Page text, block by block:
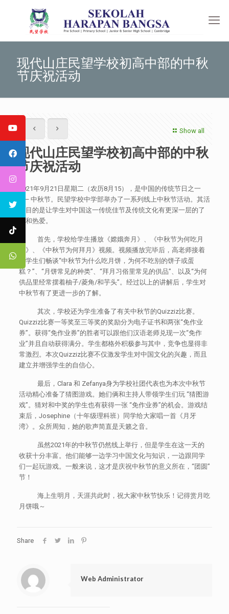
现代山庄民望学校初高中部的中秋
节庆祝活动
Show all
现代山庄民望学校初高中部的中秋
节庆祝活动
2021年9月21日星期二（农历8月15），是中国的传统节日之一
—— 中秋节。民望学校中学部举办了一系列线上中秋节活动。其活
动目的是让学生对中国这一传统佳节及传统文化有更深一层的了
解和热爱。
首先，学校给学生播放《嫦娥奔月》、《中秋节为何吃月
饼》、《中秋节为何拜月》视频。视频播放完毕后，高老师接着
跟学生们畅谈“中秋节为什么吃月饼，为何不吃别的饼子或蛋
糕？”、“月饼常见的种类”、“拜月习俗里常见的供品”、以及“为何
供品里经常摆着柚子/菱角/和芋头”。经过以上的讲解后，学生对
中秋节有了更进一步的了解。
其次，学校还为学生准备了有关中秋节的Quizziz比赛。
Quizziz比赛一等奖至三等奖的奖励分为电子证书和两张“免作业
券”。获得“免作业券”的胜者可以跟他们汉语老师兑现一次“免作
业”并且自动获得满分。学生都格外积极参与其中，竞争也显得非
常激烈。本次Quizziz比赛不仅激发学生对中国文化的兴趣，而且
建立并增强学生的自信心。
最后，Clara 和 Zefanya身为学校社团代表也为本次中秋节
活动精心准备了猜图游戏。她们俩和主持人带领学生们玩 “猜图游
戏”。猜对和中奖的学生也有获得一张 “免作业券”的机会。游戏结
束后，Josephine（十年级理科班）同学给大家唱一首《月牙
湾》。众所周知，她的歌声简直是天籁之音。
虽然2021年的中秋节仍然线上举行，但是学生在这一天的
收获十分丰富。他们能够一边学习中国文化与知识，一边跟同学
们一起玩游戏。一般来说，这才是庆祝中秋节的意义所在，“团圆”
节！
海上生明月，天涯共此时，祝大家中秋节快乐！记得赏月吃
月饼哦～
Share
Web Administrator